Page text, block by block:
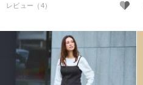
レビュー（4）